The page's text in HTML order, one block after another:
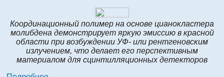
Координационный полимер на основе цианокластера
молибдена демонстрирует яркую эмиссию в красной
области при возбуждении УФ- или рентгеновским
излучением, что делает его перспективным
материалом для сцинтилляционных детекторов